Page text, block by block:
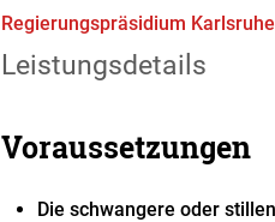
Regierungspräsidium Karlsruhe
Leistungsdetails
Voraussetzungen
Die schwangere oder